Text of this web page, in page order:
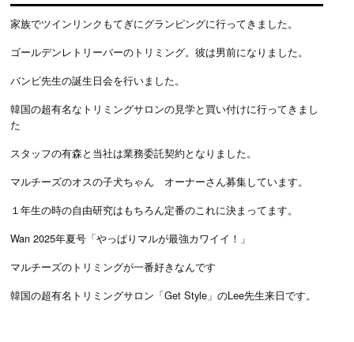
家族でツインリンクもてぎにグランピングに行ってきました。
ゴールデンレトリーバーのトリミング。彼は男前になりました。
バンビ先生の誕生日会を行いました。
韓国の超有名なトリミングサロンの見学と買い付けに行ってきまし
た
スタッフの有森と当社は業務委託契約となりました。
マルチーズのオスの子犬ちゃん オーナーさん募集しています。
１年生の時の自由研究はもちろん定番のこれに決まってます。
Wan 2025年夏号「やっぱりマルが最強カワイイ！」
マルチーズのトリミングが一番好きなんです
韓国の超有名トリミングサロン「Get Style」のLee先生来日です。